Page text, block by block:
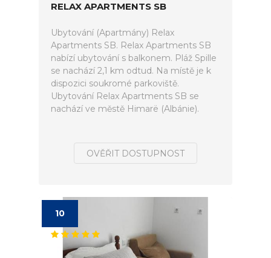
RELAX APARTMENTS SB
Ubytování (Apartmány) Relax
Apartments SB. Relax Apartments SB
nabízí ubytování s balkonem. Pláž Spille
se nachází 2,1 km odtud. Na místě je k
dispozici soukromé parkoviště.
Ubytování Relax Apartments SB se
nachází ve městě Himarë (Albánie).
OVĚŘIT DOSTUPNOST
10